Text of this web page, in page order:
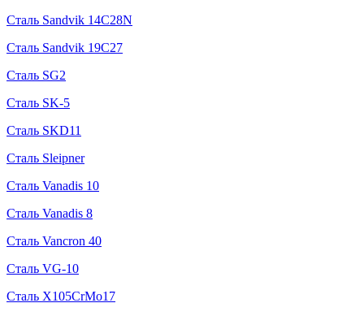
Сталь Sandvik 14C28N
Сталь Sandvik 19C27
Сталь SG2
Сталь SK-5
Сталь SKD11
Сталь Sleipner
Сталь Vanadis 10
Сталь Vanadis 8
Сталь Vancron 40
Сталь VG-10
Сталь X105CrMo17